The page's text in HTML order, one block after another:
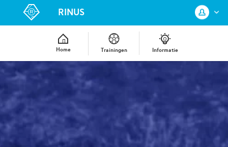
RINUS
Home Trainingen Informatie
een nieuw KNVB Account aan.
Inloggen